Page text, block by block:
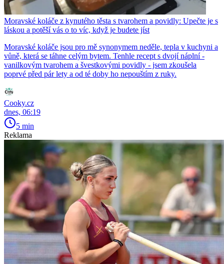
Moravské koláče z kynutého těsta s tvarohem a povidly: Upečte je s
láskou a potěší vás o to víc, když je budete jíst
Moravské koláče jsou pro mě synonymem neděle, tepla v kuchyni a
vůně, která se táhne celým bytem. Tenhle recept s dvojí náplní -
vanilkovým tvarohem a švestkovými povidly - jsem zkoušela
poprvé před pár lety a od té doby ho nepouštím z ruky.
Cooky.cz
dnes, 06:19
5 min
Reklama